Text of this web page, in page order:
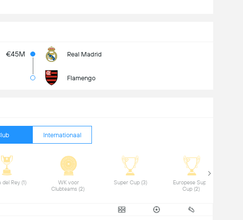
€45M Real Madrid
Flamengo
Internationaal
Copa del Rey (1)
WK voor
Super Cup (3)
Europese Super